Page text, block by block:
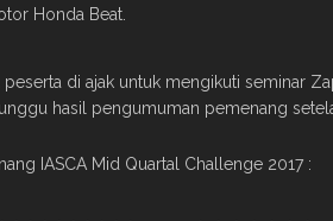
Honda Beat.
peserta di ajak untuk mengikuti seminar
hasil pengumuman pemenang
IASCA Mid Quartal Challenge 2017 :